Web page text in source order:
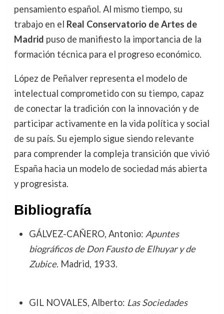
pensamiento español. Al mismo tiempo, su
trabajo en el Real Conservatorio de Artes de
Madrid puso de manifiesto la importancia de la
formación técnica para el progreso económico.
López de Peñalver representa el modelo de
intelectual comprometido con su tiempo, capaz
de conectar la tradición con la innovación y de
participar activamente en la vida política y social
de su país. Su ejemplo sigue siendo relevante
para comprender la compleja transición que vivió
España hacia un modelo de sociedad más abierta
y progresista.
Bibliografía
GÁLVEZ-CAÑERO, Antonio: Apuntes
biográficos de Don Fausto de Elhuyar y de
Zubice. Madrid, 1933.
GIL NOVALES, Alberto: Las Sociedades